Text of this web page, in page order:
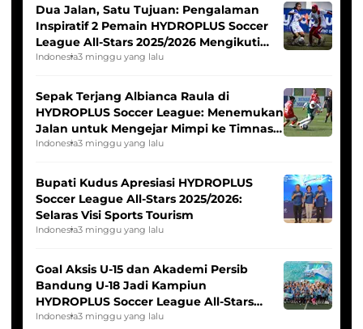
Dua Jalan, Satu Tujuan: Pengalaman
Inspiratif 2 Pemain HYDROPLUS Soccer
League All-Stars 2025/2026 Mengikuti
Seleksi Timnas Indonesia Putri
Indonesia3 minggu yang lalu
Sepak Terjang Albianca Raula di
HYDROPLUS Soccer League: Menemukan
Jalan untuk Mengejar Mimpi ke Timnas
Indonesia Putri
Indonesia3 minggu yang lalu
Bupati Kudus Apresiasi HYDROPLUS
Soccer League All-Stars 2025/2026:
Selaras Visi Sports Tourism
Indonesia3 minggu yang lalu
Goal Aksis U-15 dan Akademi Persib
Bandung U-18 Jadi Kampiun
HYDROPLUS Soccer League All-Stars
2025/2026
Indonesia3 minggu yang lalu